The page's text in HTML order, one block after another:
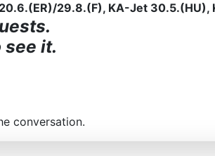
29.8.(F), KA-Jet 30.5.(HU),
see it.
conversation.